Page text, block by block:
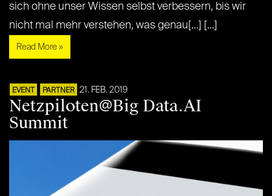
sich ohne unser Wissen selbst verbessern, bis wir
nicht mal mehr verstehen, was genau[...] [...]
Read More »
EVENT PARTNER 21. FEB. 2019
Netzpiloten@Big Data.AI
Summit